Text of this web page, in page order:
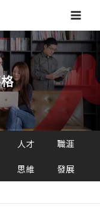
Main
人才
思維
職涯
發展